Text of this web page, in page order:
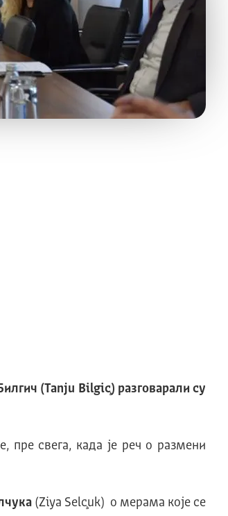
(Tanju Bilgiç) разговарали су
пре свега, када је реч о размени
(Ziya Selçuk) о мерама које се